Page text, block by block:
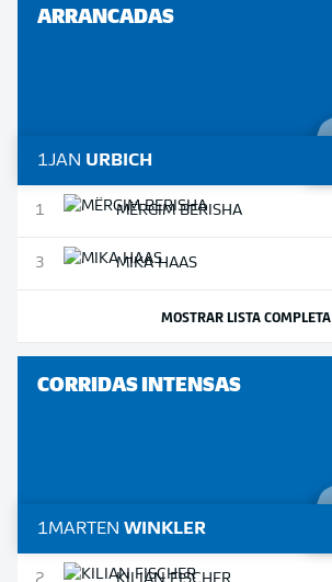
ARRANCADAS
1JAN URBICH
1 MËRGIMBERISHA
3 MIKAHAAS
MOSTRAR LISTA COMPLETA
CORRIDAS INTENSAS
1MARTEN WINKLER